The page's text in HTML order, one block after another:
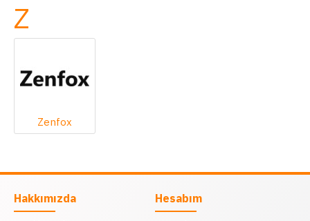
Z
Zenfox
Hakkımızda Hesabım